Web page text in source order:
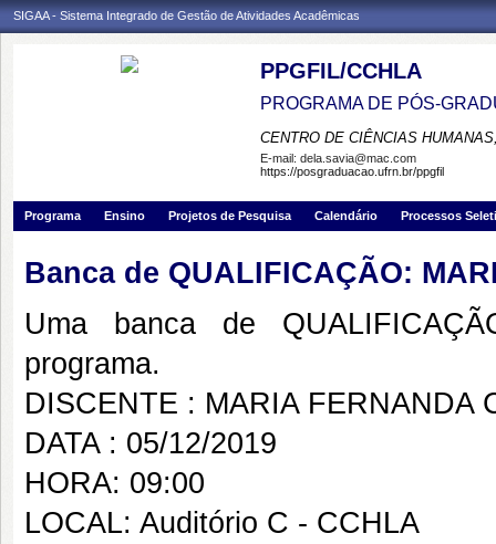
SIGAA - Sistema Integrado de Gestão de Atividades Acadêmicas
PPGFIL/CCHLA
PROGRAMA DE PÓS-
CENTRO DE CIÊNCIAS
E-mail: dela.savia@mac.com
https://posgraduacao.ufrn.br/ppgfil
Programa Ensino Projetos de Pesquisa Calendário Processos
Banca de QUALIFICAÇÃO:
Uma banca de
programa.
DISCENTE : MARIA FERNANDA
DATA : 05/12/2019
HORA: 09:00
LOCAL: Auditório C - CCHLA